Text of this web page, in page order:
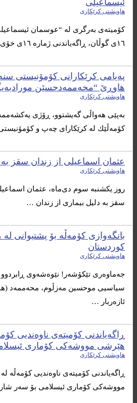
ئیسماعیلی
هاوپشتی کرێکاری
كۆمیته‌ی به‌رگری له‌ “عوسمان
١٦ی گوڵان، ڕاگه‌یاندنی ژماره‌ ١٦ی خۆی له‌سه‌ر باروودۆخی …
په‌یامی كرێكارانی كۆمۆنیستی
هاوڕێ “محه‌ممه‌دحسێن
هاوپشتی کرێکاری
كۆمه‌ڵێك له ‌كرێكارای چه‌پ و
عثمان اسماعیلی از زندان سقز
هاوپشتی کرێکاری
روز یکشنبه سوم دی‌ماه، عثمان
سقز به دلیل بیماری از زندان …
بانگه‌وازی کۆمەڵە بۆ پشتیوانی
كوردستان
هاوپشتی کرێکاری
جەماوەری تێکۆشەر! نێوەشەوی ڕابردوو
سیاسیی موحسین مەزڵوم، محەممەد
ئازەربار …
ڕاگەیاندنی کۆمیتەی ناوەندیی
هێرشی مووشەکی کۆماری
هاوپشتی کرێکاری
ڕاگەیاندنی کۆمیتەی ناوەندیی کۆمەڵە
مووشەکی کۆماری ئیسلامی بۆ سەر